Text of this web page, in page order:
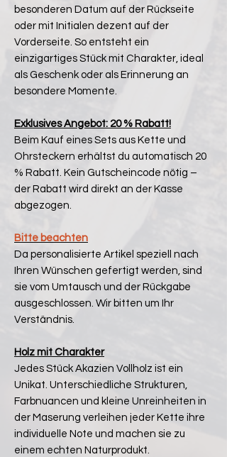
besonderen Datum auf der Rückseite
oder mit Initialen dezent auf der
Vorderseite. So entsteht ein
einzigartiges Stück mit Charakter, ideal
als Geschenk oder als Erinnerung an
besondere Momente.
Exklusives Angebot: 20 % Rabatt!
Beim Kauf eines Sets aus Kette und
Ohrsteckern erhältst du automatisch 20
% Rabatt. Kein Gutscheincode nötig –
der Rabatt wird direkt an der Kasse
abgezogen.
Bitte beachten
Da personalisierte Artikel speziell nach
Ihren Wünschen gefertigt werden, sind
sie vom Umtausch und der Rückgabe
ausgeschlossen. Wir bitten um Ihr
Verständnis.
Holz mit Charakter
Jedes Stück Akazien Vollholz ist ein
Unikat. Unterschiedliche Strukturen,
Farbnuancen und kleine Unreinheiten in
der Maserung verleihen jeder Kette ihre
individuelle Note und machen sie zu
einem echten Naturprodukt.